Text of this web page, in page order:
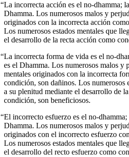
“La incorrecta acción es el no-dhamma;
Dhamma. Los numerosos malos y
originados con la incorrecta acción
Los numerosos estados mentales que
el desarrollo de la recta acción como
“La incorrecta forma de vida es el no-
es el Dhamma. Los numerosos malos y
mentales originados con la incorrecta
condición, son dañinos. Los numerosos
a su plenitud mediante el desarrollo de
condición, son beneficiosos.
“El incorrecto esfuerzo es el no-dhamma;
Dhamma. Los numerosos malos y
originados con el incorrecto esfuerzo
Los numerosos estados mentales que
el desarrollo del recto esfuerzo como